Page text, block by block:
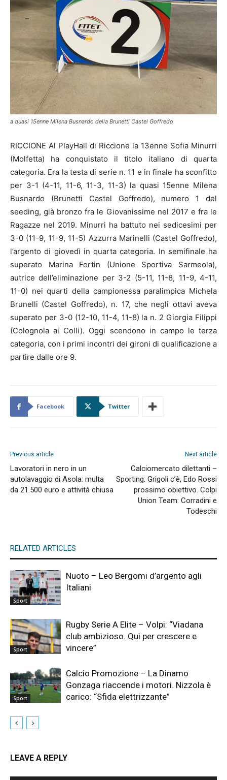
a quasi 15enne Milena Busnardo della Brunetti Castel Goffredo
RICCIONE Al PlayHall di Riccione la 13enne Sofia Minurri
(Molfetta) ha conquistato il titolo italiano di quarta
categoria. Era la testa di serie n. 11 e in finale ha sconfitto
per 3-1 (4-11, 11-6, 11-3, 11-3) la quasi 15enne Milena
Busnardo (Brunetti Castel Goffredo), numero 1 del
seeding, già bronzo fra le Giovanissime nel 2017 e fra le
Ragazze nel 2019. Minurri ha battuto nei sedicesimi per
3-0 (11-9, 11-9, 11-5) Azzurra Marinelli (Castel Goffredo),
l’argento di giovedì in quarta categoria. In semifinale ha
superato Marina Fortin (Unione Sportiva Sarmeola),
autrice dell’eliminazione per 3-2 (5-11, 11-8, 11-9, 4-11,
11-0) nei quarti della campionessa paralimpica Michela
Brunelli (Castel Goffredo), n. 17, che negli ottavi aveva
superato per 3-0 (12-10, 11-4, 11-8) la n. 2 Giorgia Filippi
(Colognola ai Colli). Oggi scendono in campo le terza
categoria, con i primi incontri dei gironi di qualificazione a
partire dalle ore 9.
Facebook Twitter
Previous article
Lavoratori in nero in un
autolavaggio di Asola: multa
da 21.500 euro e attività chiusa
Next article
Calciomercato dilettanti –
Sporting: Grigoli c’è, Edo Rossi
prossimo obiettivo. Colpi
Union Team: Corradini e
Todeschi
RELATED ARTICLES
Sport
Nuoto – Leo Bergomi d’argento agli
Italiani
Sport
Rugby Serie A Elite – Volpi: “Viadana
club ambizioso. Qui per crescere e
vincere”
Sport
Calcio Promozione – La Dinamo
Gonzaga riaccende i motori. Nizzola è
carico: “Sfida elettrizzante”
LEAVE A REPLY